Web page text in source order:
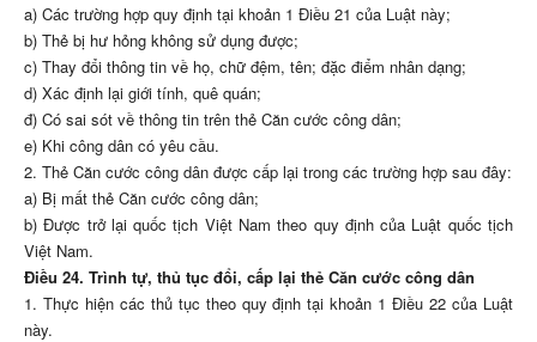
a) Các trường hợp quy định tại khoản 1 Điều 21 của Luật này;
b) Thẻ bị hư hỏng không sử dụng được;
c) Thay đổi thông tin về họ, chữ đệm, tên; đặc điểm nhân dạng;
d) Xác định lại giới tính, quê quán;
đ) Có sai sót về thông tin trên thẻ Căn cước công dân;
e) Khi công dân có yêu cầu.
2. Thẻ Căn cước công dân được cấp lại trong các trường hợp sau đây:
a) Bị mất thẻ Căn cước công dân;
b) Được trở lại quốc tịch Việt Nam theo quy định của Luật quốc tịch
Việt Nam.
Điều 24. Trình tự, thủ tục đổi, cấp lại thẻ Căn cước công dân
1. Thực hiện các thủ tục theo quy định tại khoản 1 Điều 22 của Luật
này.